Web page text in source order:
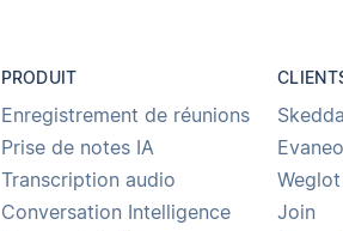
PRODUIT
Enregistrement de réunions
Prise de notes IA
Transcription audio
Conversation Intelligence
Skedda
Weglot
Join